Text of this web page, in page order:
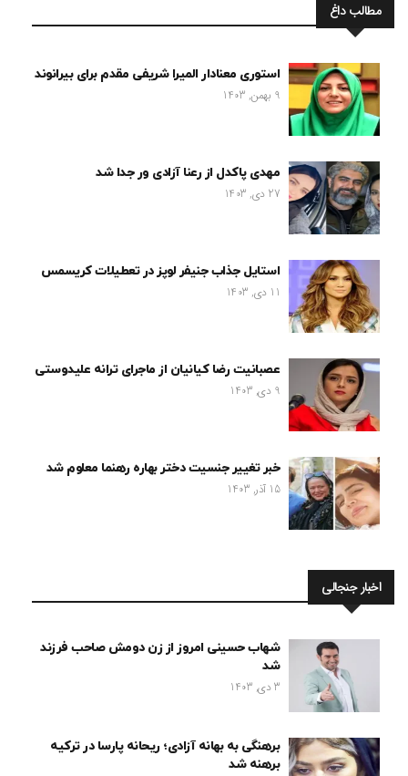
مطالب داغ
استوری معنادار المیرا شریفی مقدم برای بیرانوند
9 بهمن, 1403
مهدی پاکدل از رعنا آزادی ور جدا شد
27 دی, 1403
استایل جذاب جنیفر لوپز در تعطیلات کریسمس
11 دی, 1403
عصبانیت رضا کیانیان از ماجرای ترانه علیدوستی
9 دی, 1403
خبر تغییر جنسیت دختر بهاره رهنما معلوم شد
15 آذر, 1403
اخبار جنجالی
شهاب حسینی امروز از زن دومش صاحب فرزند
شد
3 دی, 1403
برهنگی به بهانه آزادی؛ ریحانه پارسا در ترکیه
برهنه شد